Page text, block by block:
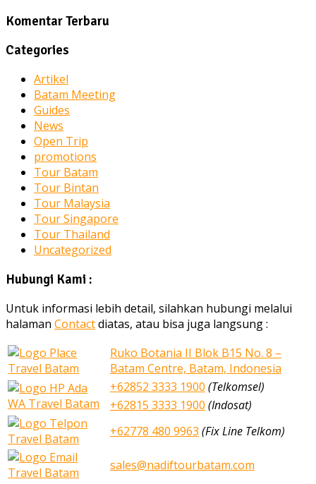
Komentar Terbaru
Categories
Artikel
Batam Meeting
Guides
News
Open Trip
promotions
Tour Batam
Tour Bintan
Tour Malaysia
Tour Singapore
Tour Thailand
Uncategorized
Hubungi Kami :
Untuk informasi lebih detail, silahkan hubungi melalui
halaman Contactdiatas, atau bisa juga langsung :
Ruko Botania II Blok B15 No. 8 –
Batam Centre, Batam, Indonesia
+62852 3333 1900 (Telkomsel)
+62815 3333 1900 (Indosat)
+62778 480 9963 (Fix Line Telkom)
sales@nadiftourbatam.com